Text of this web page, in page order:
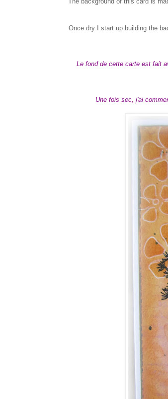
Once dry I start up building the
Le fond de cette carte est fait
Une fois sec, j'ai